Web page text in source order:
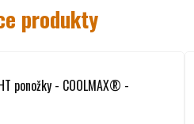
SUMMER
produkty